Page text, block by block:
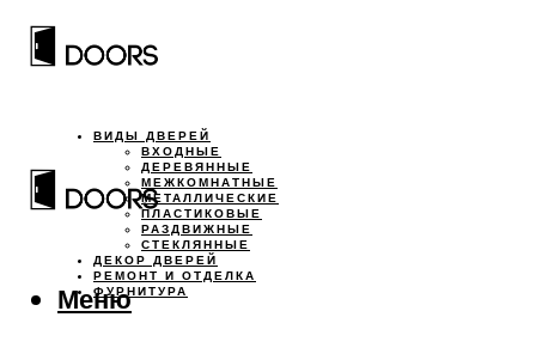
ВИДЫ ДВЕРЕЙ
ВХОДНЫЕ
ДЕРЕВЯННЫЕ
МЕЖКОМНАТНЫЕ
МЕТАЛЛИЧЕСКИЕ
ПЛАСТИКОВЫЕ
РАЗДВИЖНЫЕ
СТЕКЛЯННЫЕ
ДЕКОР ДВЕРЕЙ
РЕМОНТ И ОТДЕЛКА
ФУРНИТУРА
Меню